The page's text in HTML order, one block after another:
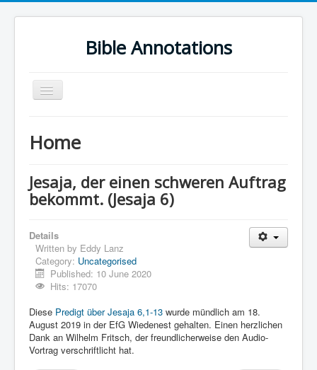
Bible Annotations
Toggle
Navigation
Urdu Geo Version
English
Urdu
Hebrew OT
Greek NT
Book Corner
Links
Linux and Open Source
Home
Jesaja, der einen schweren Auftrag
bekommt. (Jesaja 6)
Details
Written by Eddy Lanz
Category: Uncategorised
Published: 10 June 2020
Hits: 17070
Diese Predigt über Jesaja 6,1-13 wurde mündlich am 18.
August 2019 in der EfG Wiedenest gehalten. Einen herzlichen
Dank an Wilhelm Fritsch, der freundlicherweise den Audio-
Vortrag verschriftlicht hat.